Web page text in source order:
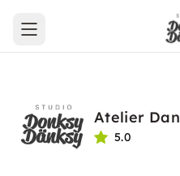
Open main menu
Atelier
5.0